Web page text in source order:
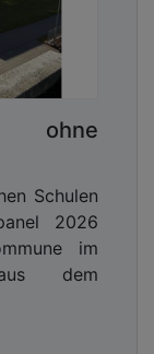
ohne
Schulen
2026
im
dem